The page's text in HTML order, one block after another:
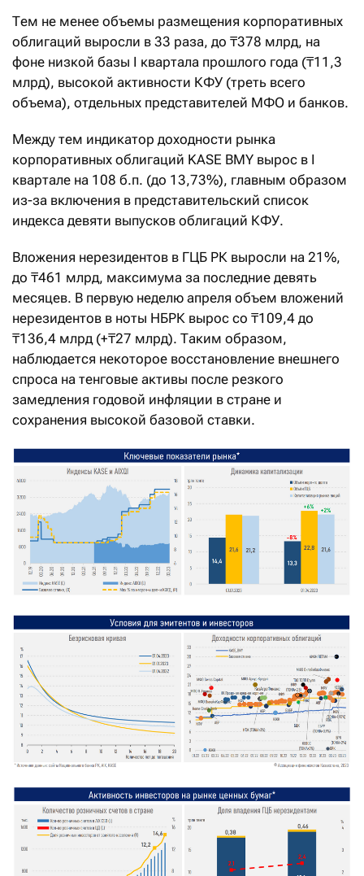
Тем не менее объемы размещения корпоративных
облигаций выросли в 33 раза, до ₸378 млрд, на
фоне низкой базы I квартала прошлого года (₸11,3
млрд), высокой активности КФУ (треть всего
объема), отдельных представителей МФО и банков.
Между тем индикатор доходности рынка
корпоративных облигаций KASE BMY вырос в I
квартале на 108 б.п. (до 13,73%), главным образом
из-за включения в представительский список
индекса девяти выпусков облигаций КФУ.
Вложения нерезидентов в ГЦБ РК выросли на 21%,
до ₸461 млрд, максимума за последние девять
месяцев. В первую неделю апреля объем вложений
нерезидентов в ноты НБРК вырос со ₸109,4 до
₸136,4 млрд (+₸27 млрд). Таким образом,
наблюдается некоторое восстановление внешнего
спроса на тенговые активы после резкого
замедления годовой инфляции в стране и
сохранения высокой базовой ставки.